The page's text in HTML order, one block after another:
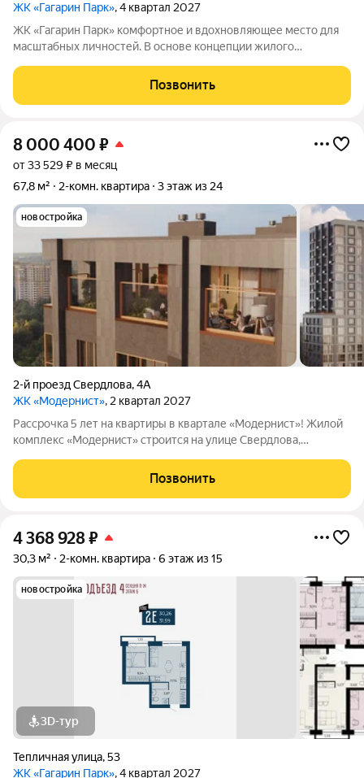
ЖК «Гагарин Парк», 4 квартал 2027
ЖК «Гагарин Парк» комфортное и вдохновляющее место для
масштабных личностей. В основе концепции жилого
великого летчика-космонавта и героя СССР. Жилой квартал
«Гагарин Парк» расположился в
Позвонить
8 000 400 ₽
от 33 529 ₽ в месяц
67,8 м²
2-комн. квартира 3 этаж из 24
новостройка
2-й проезд Свердлова,4А
ЖК «Модернист», 2 квартал 2027
Рассрочка 5 лет на квартиры в квартале «Модернист»! Жилой
комплекс «Модернист» строится на улице Свердлова,
образовательному и культурному центру. Здесь каждая деталь
помогает жить, отдыхать и
Позвонить
4 368 928₽
30,3 м² 2-комн. квартира 6 этаж из 15
новостройка
3D-тур
Тепличная улица,53
ЖК «Гагарин Парк», 4 квартал 2027